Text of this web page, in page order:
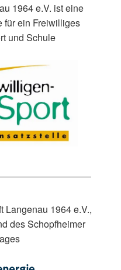
1964 e.V. ist eine
für ein Freiwilliges
und Schule
Langenau 1964 e.V.,
des Schopfheimer